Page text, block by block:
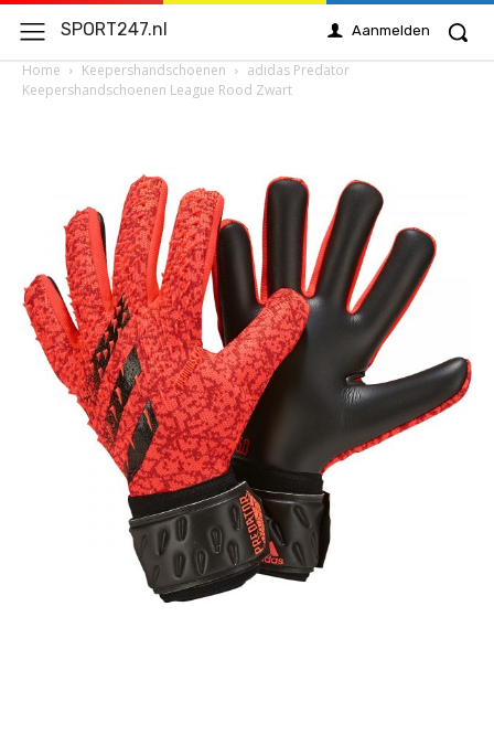
SPORT247.nl Aanmelden
Home Keepershandschoenen
adidas Predator
Keepershandschoenen League Rood Zwart